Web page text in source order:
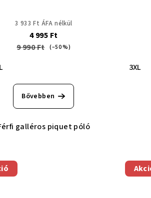
3 933 Ft ÁFA nélkül
4 995 Ft
9 990 Ft (–50 %)
Bővebben
galléros piquet póló
3XL